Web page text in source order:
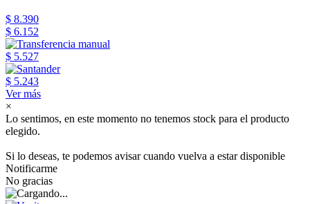
$ 8.390
$ 6.152
$ 5.527
$ 5.243
Ver más
×
Lo sentimos, en este momento no tenemos stock para el producto
elegido.
Si lo deseas, te podemos avisar cuando vuelva a estar disponible
Notificarme
No gracias